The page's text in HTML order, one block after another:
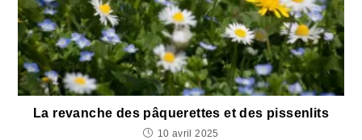
La revanche des pâquerettes et des pissenlits
10 avril 2025